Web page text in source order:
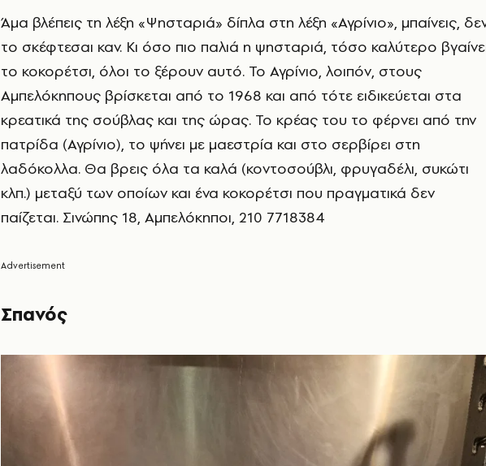
Άμα βλέπεις τη λέξη «Ψησταριά» δίπλα στη λέξη «Αγρίνιο», μπαίνεις,
το σκέφτεσαι καν. Κι όσο πιο παλιά η ψησταριά, τόσο καλύτερο
το κοκορέτσι, όλοι το ξέρουν αυτό. Το Αγρίνιο, λοιπόν, στους
Αμπελόκηπους βρίσκεται από το 1968 και από τότε ειδικεύεται στα
κρεατικά της σούβλας και της ώρας. Το κρέας του το φέρνει από την
πατρίδα (Αγρίνιο), το ψήνει με μαεστρία και στο σερβίρει στη
λαδόκολλα. Θα βρεις όλα τα καλά (κοντοσούβλι, φρυγαδέλι, συκώτι
κλπ.) μεταξύ των οποίων και ένα κοκορέτσι που πραγματικά δεν
παίζεται. Σινώπης 18, Αμπελόκηποι, 210 7718384
Σπανός